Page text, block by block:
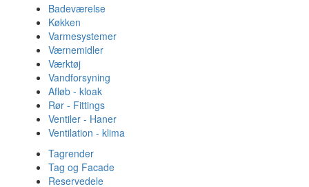
Badeværelse
Køkken
Varmesystemer
Værnemidler
Værktøj
Vandforsyning
Afløb - kloak
Rør - Fittings
Ventiler - Haner
Ventilation - klima
Tagrender
Tag og Facade
Reservedele